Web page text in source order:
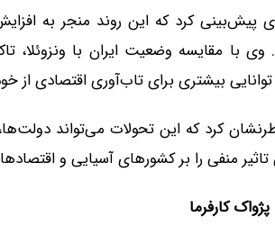
پیش‌بینی کرد که این روند منجر به
با مقایسه وضعیت ایران با ونزوئلا،
بیشتری برای تاب‌آوری اقتصادی از
کرد که این تحولات می‌تواند
منفی را بر کشورهای آسیایی و
کارفرما